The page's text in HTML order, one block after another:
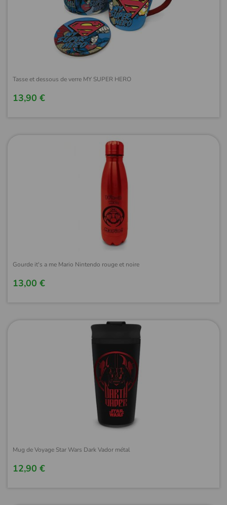
Tasse et dessous de verre MY SUPER HERO
13,90 €
Gourde it's a me Mario Nintendo rouge et noire
13,00 €
Mug de Voyage Star Wars Dark Vador métal
12,90 €